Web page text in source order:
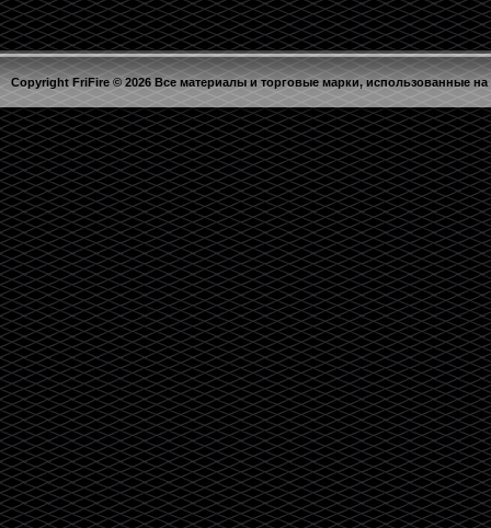
Copyright FriFire © 2026 Все материалы и торговые марки, использованные